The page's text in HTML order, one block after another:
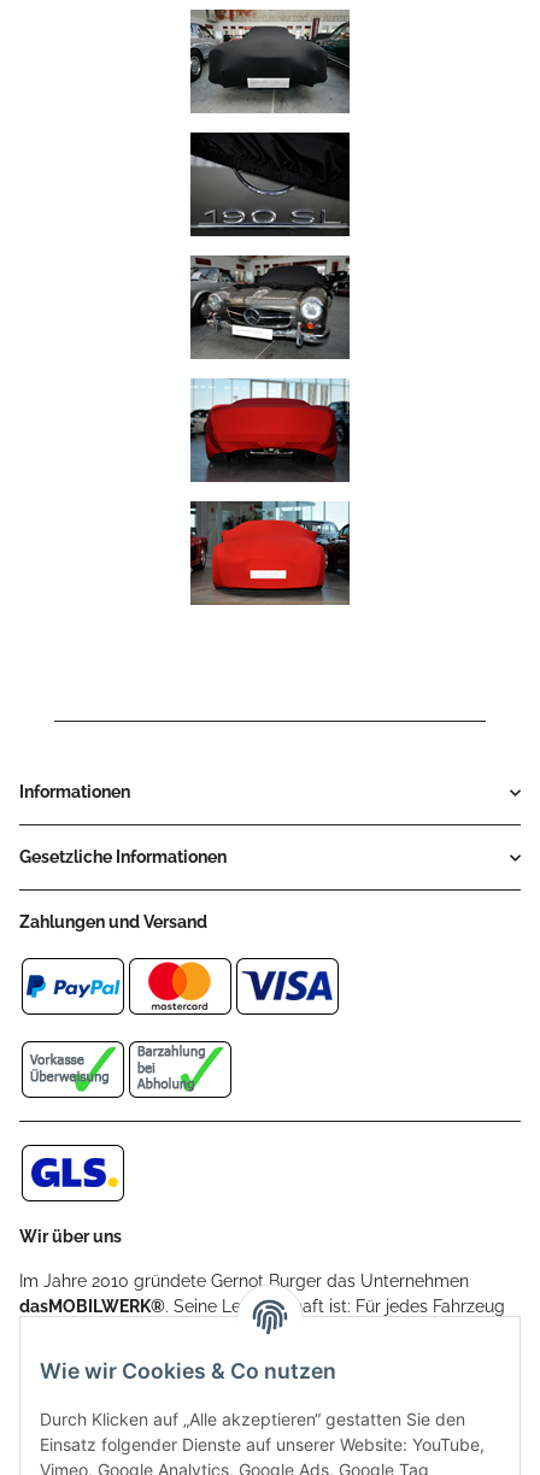
Informationen
Gesetzliche Informationen
Zahlungen und Versand
Wir über uns
Im Jahre 2010 gründete Gernot Burger das Unternehmen
dasMOBILWERK®. Seine Leidenschaft ist: Für jedes Fahrzeug
ein Car Cover anzubieten - passgenau und individuell.
Aufgrund der vielen positiven Kundenrückmeldungen kamen
weitere Produkte, wie Reifenschuhe, Hardtopständer hinzu.
Seine Reifenschoner werden in Deutschland produziert und
sind mit hochwertigen Techniken und Materialien gefertigt.
Wie wir Cookies & Co nutzen
Durch Klicken auf „Alle akzeptieren“ gestatten Sie den
Einsatz folgender Dienste auf unserer Website: YouTube,
Vimeo, Google Analytics, Google Ads, Google Tag